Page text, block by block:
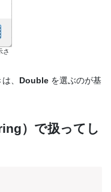
さ
、 Double を選ぶのが基
）で扱ってし